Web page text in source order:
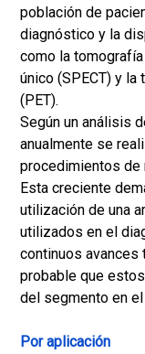
población de
diagnóstico y la
como la
único (SPECT) y
(PET).
Según un análisis
anualmente se
procedimientos de
Esta creciente
utilización de una
utilizados en el
continuos avances
probable que
del segmento en
Por aplicación